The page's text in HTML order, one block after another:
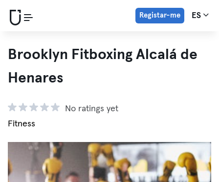
Registar-me ES
Brooklyn Fitboxing Alcalá de
Henares
No ratings yet
Fitness